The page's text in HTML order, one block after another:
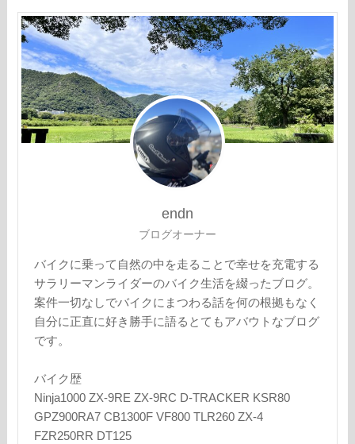
endn
ブログオーナー
バイクに乗って自然の中を走ることで幸せを充電する
サラリーマンライダーのバイク生活を綴ったブログ。
案件一切なしでバイクにまつわる話を何の根拠もなく
自分に正直に好き勝手に語るとてもアバウトなブログ
です。
バイク歴
Ninja1000 ZX-9RE ZX-9RC D-TRACKER KSR80
GPZ900RA7 CB1300F VF800 TLR260 ZX-4
FZR250RR DT125